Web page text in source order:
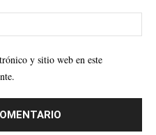
y sitio web en este